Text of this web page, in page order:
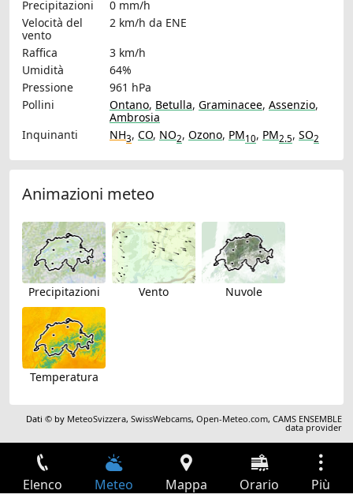
Precipitazioni
0 mm/h
Velocità del
vento
2 km/h da ENE
Raffica
3 km/h
Umidità
64%
Pressione
961 hPa
Pollini
Ontano, Betulla, Graminacee, Assenzio,
Ambrosia
Inquinanti
NH3, CO, NO2, Ozono, PM10, PM2.5, SO2
Animazioni meteo
Precipitazioni Vento Nuvole
Temperatura
Dati © by MeteoSvizzera,SwissWebcams,Open-Meteo.com,CAMS ENSEMBLE
data provider
Elenco Meteo Mappa Orario Più